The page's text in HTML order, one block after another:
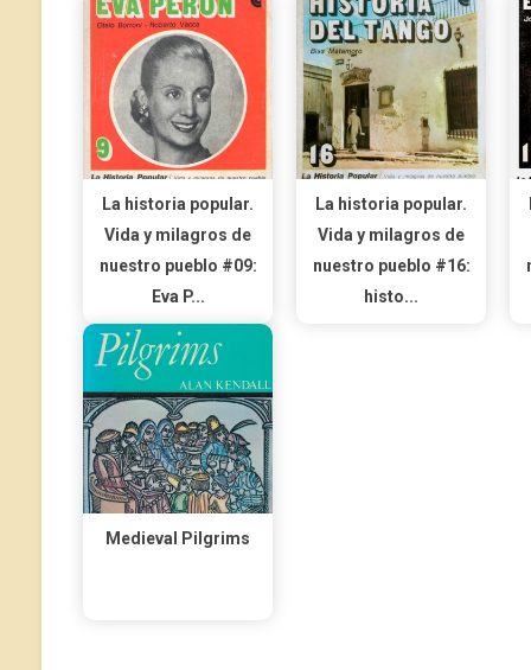
La historia popular.
Vida y milagros de
nuestro pueblo #09:
Eva P...
La historia popular.
Vida y milagros de
nuestro pueblo #16:
histo...
Medieval Pilgrims